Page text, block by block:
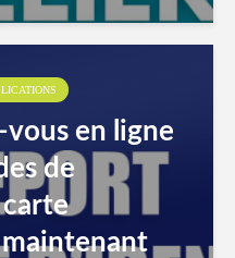
vous en ligne
de
maintenant